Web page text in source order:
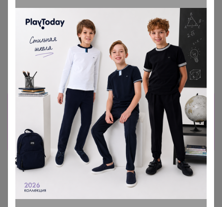
Информация о заказах доступна
лишь членам клуба
Показать